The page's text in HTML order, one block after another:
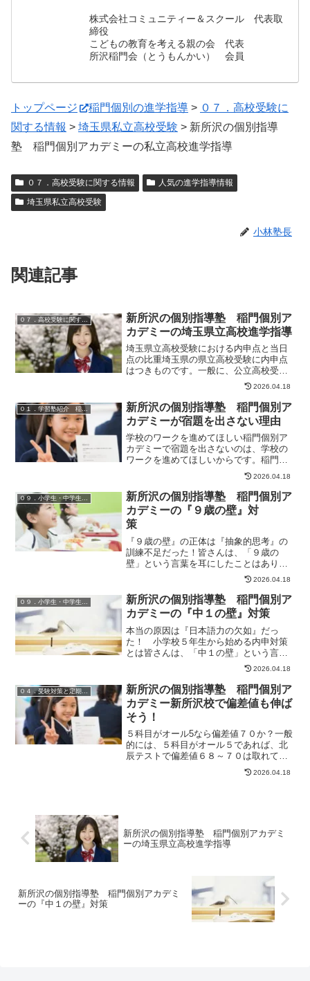
株式会社コミュニティー＆スクール 代表取
締役
こどもの教育を考える親の会 代表
所沢稲門会（とうもんかい） 会員
トップページ 稲門個別の進学指導 > ０７．高校受験に
関する情報 > 埼玉県私立高校受験 > 新所沢の個別指導
塾 稲門個別アカデミーの私立高校進学指導
０７．高校受験に関する情報
人気の進学指導情報
埼玉県私立高校受験
小林塾長
関連記事
０７．高校受験に関する情報
新所沢の個別指導塾 稲門個別ア
カデミーの埼玉県立高校進学指導
埼玉県立高校受験における内申点と当日
点の比重埼玉県の県立高校受験に内申点
はつきものです。一般に、公立高校受験
では、試験当日の点数と内申点の組み合
わせで総合判断されます。しかし、最近
では、内申点をあまり重視しない傾向が
出てきています。ですから...
2026.04.18
０１．学習塾紹介 稲門個別アカデミーの秘密
新所沢の個別指導塾 稲門個別ア
カデミーが宿題を出さない理由
学校のワークを進めてほしい稲門個別ア
カデミーで宿題を出さないのは、学校の
ワークを進めてほしいからです。稲門個
別アカデミーでは、分からないところは
授業中に質問できるので、無駄な宿題を
出す必要がありません。その分、学校の
ワークを進めておけば、余...
2026.04.18
０９．小学生・中学生の学習習慣
新所沢の個別指導塾 稲門個別ア
カデミーの『９歳の壁』対
策
『９歳の壁』の正体は『抽象的思考』の
訓練不足だった！皆さんは、「９歳の
壁」という言葉を耳にしたことはありま
すか。それまで、普通に勉強が出来てい
た子が、小学３～４年生で急に算数の勉
強ができなくなる現象です。一般的に
は、分数や小数の計算が出てき...
2026.04.18
新所沢の個別指導塾 稲門個別ア
カデミーの『中１の壁』対策
本当の原因は『日本語力の欠如』だっ
た！ 小学校５年生から始める内申対策
とは皆さんは、「中１の壁」という言葉
をご存知でしょうか。一般には、小学校
から中学校に進学して学習環境に適応す
ることが出来ない状態のことを指しま
す。また、この症状が悪化する...
2026.04.18
新所沢の個別指導塾 稲門個別ア
カデミー新所沢校で偏差値も伸ば
そう！
５科目がオール5なら偏差値７０か？一般
的には、５科目がオール５であれば、北
辰テストで偏差値６８～７０は取れて良
いですし、また、狙うべきです。ただ、
中学校の勉強しかしていない生徒にとっ
2026.04.18
新所沢の個別指導塾 稲門個別アカデミ
ーの埼玉県立高校進学指導
新所沢の個別指導塾 稲門個別アカデミ
ーの『中１の壁』対策